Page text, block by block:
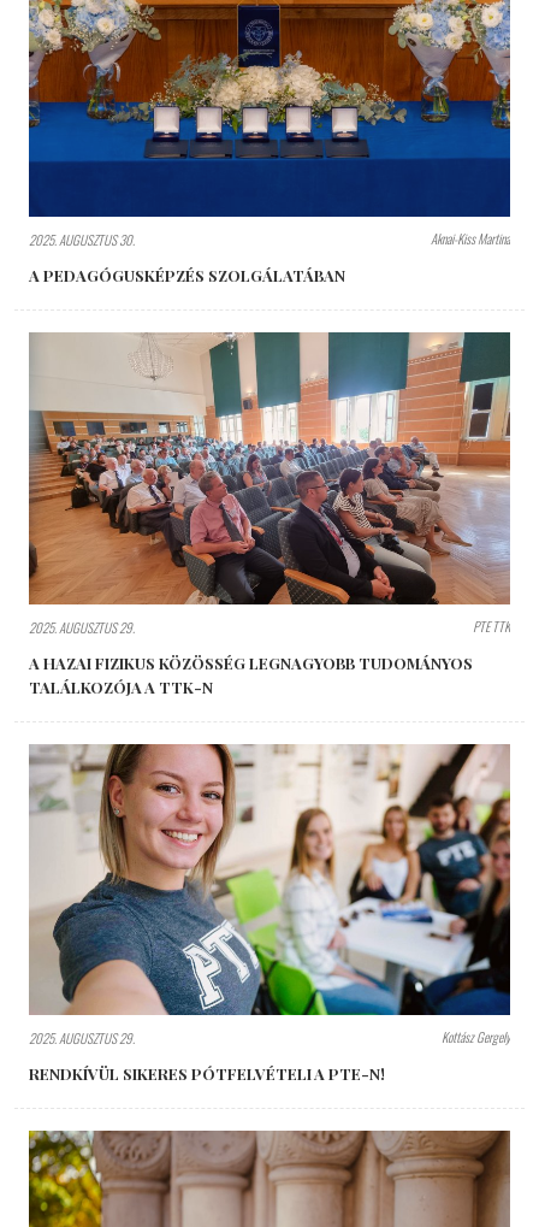
2025. AUGUSZTUS 30. Aknai-Kiss Martina
A PEDAGÓGUSKÉPZÉS SZOLGÁLATÁBAN
2025. AUGUSZTUS 29. PTE TTK
A HAZAI FIZIKUS KÖZÖSSÉG LEGNAGYOBB TUDOMÁNYOS
TALÁLKOZÓJA A TTK-N
2025. AUGUSZTUS 29. Kottász Gergely
RENDKÍVÜL SIKERES PÓTFELVÉTELI A PTE-N!